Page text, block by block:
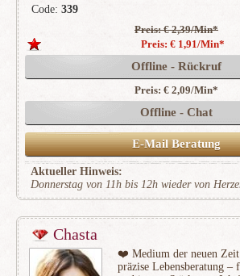
Code: 339
Preis: € 2,39/Min*
Preis: € 1,91/Min*
Offline - Rückruf
Preis: € 2,09/Min*
Offline - Chat
E-Mail Beratung
Aktueller Hinweis:
Donnerstag von 11h bis 12h wieder von
Chasta
❤️ Medium der neuen
präzise Lebensberatung